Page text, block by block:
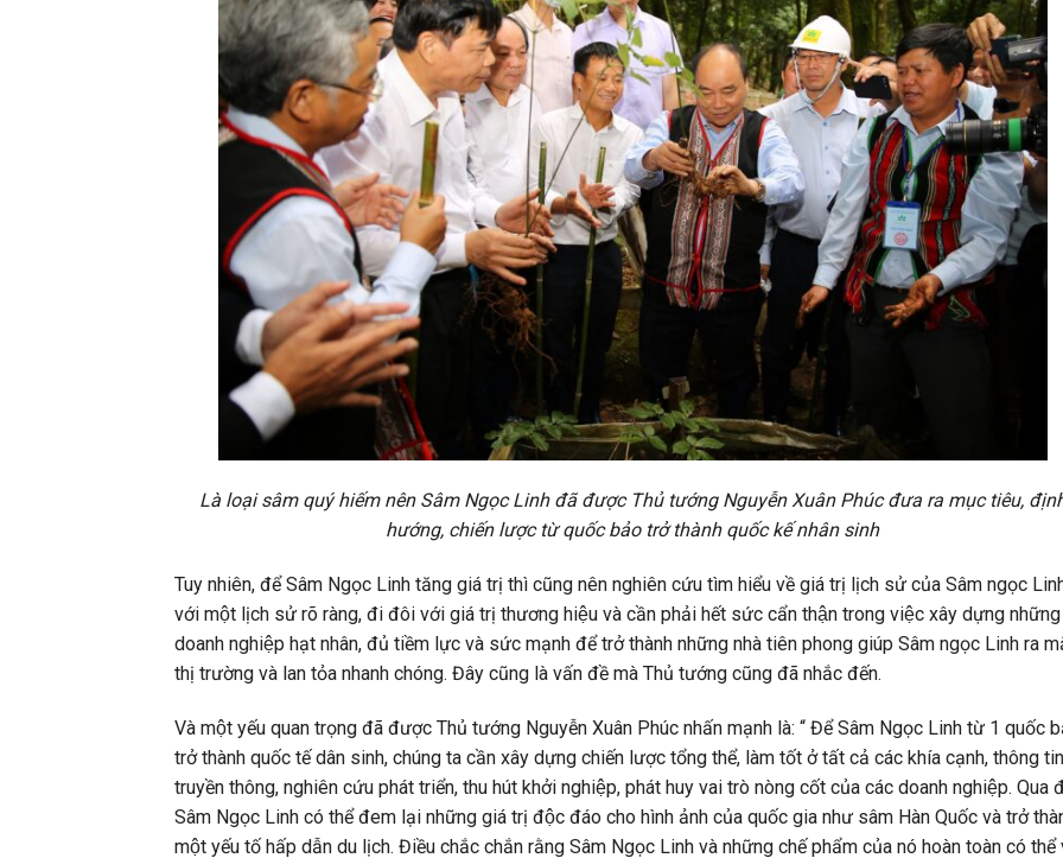
Là loại sâm quý hiếm nên Sâm Ngọc Linh đã được Thủ tướng Nguyễn Xuân Phúc đưa ra mục tiêu,
hướng, chiến lược từ quốc bảo trở thành quốc kế nhân sinh
Tuy nhiên, để Sâm Ngọc Linh tăng giá trị thì cũng nên nghiên cứu tìm hiểu về giá trị lịch sử của Sâm ngọc
với một lịch sử rõ ràng, đi đôi với giá trị thương hiệu và cần phải hết sức cẩn thận trong việc xây dựng những
doanh nghiệp hạt nhân, đủ tiềm lực và sức mạnh để trở thành những nhà tiên phong giúp Sâm ngọc Linh ra
thị trường và lan tỏa nhanh chóng. Đây cũng là vấn đề mà Thủ tướng cũng đã nhắc đến.
Và một yếu quan trọng đã được Thủ tướng Nguyễn Xuân Phúc nhấn mạnh là: “ Để Sâm Ngọc Linh từ 1 quốc
trở thành quốc tế dân sinh, chúng ta cần xây dựng chiến lược tổng thể, làm tốt ở tất cả các khía cạnh, thông tin
truyền thông, nghiên cứu phát triển, thu hút khởi nghiệp, phát huy vai trò nòng cốt của các doanh nghiệp. Qua
Sâm Ngọc Linh có thể đem lại những giá trị độc đáo cho hình ảnh của quốc gia như sâm Hàn Quốc và trở
một yếu tố hấp dẫn du lịch. Điều chắc chắn rằng Sâm Ngọc Linh và những chế phẩm của nó hoàn toàn có thể